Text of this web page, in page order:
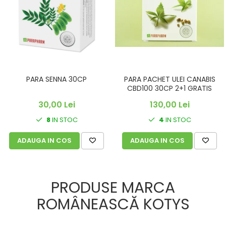
PARA SENNA 30CP
30,00 Lei
8IN STOC
ADAUGA IN COS
PARA PACHET ULEI CANABIS
CBD100 30CP 2+1 GRATIS
130,00 Lei
4 IN STOC
ADAUGA IN COS
PRODUSE MARCA
ROMÂNEASCĂ KOTYS